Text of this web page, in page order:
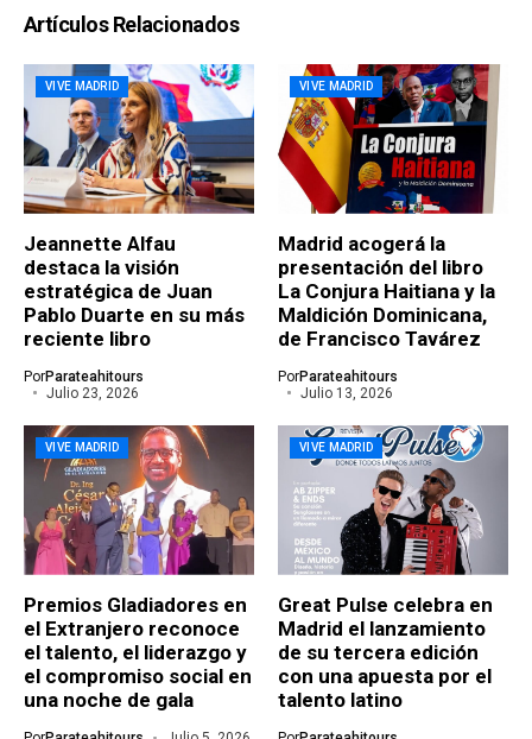
Artículos Relacionados
VIVE MADRID
Jeannette Alfau
destaca la visión
estratégica de Juan
Pablo Duarte en su más
reciente libro
PorParateahitours
Julio 23, 2026
VIVE MADRID
Madrid acogerá la
presentación del libro
La Conjura Haitiana y la
Maldición Dominicana,
de Francisco Tavárez
PorParateahitours
Julio 13, 2026
VIVE MADRID
Premios Gladiadores en
el Extranjero reconoce
el talento, el liderazgo y
el compromiso social en
una noche de gala
VIVE MADRID
Great Pulse celebra en
Madrid el lanzamiento
de su tercera edición
con una apuesta por el
talento latino